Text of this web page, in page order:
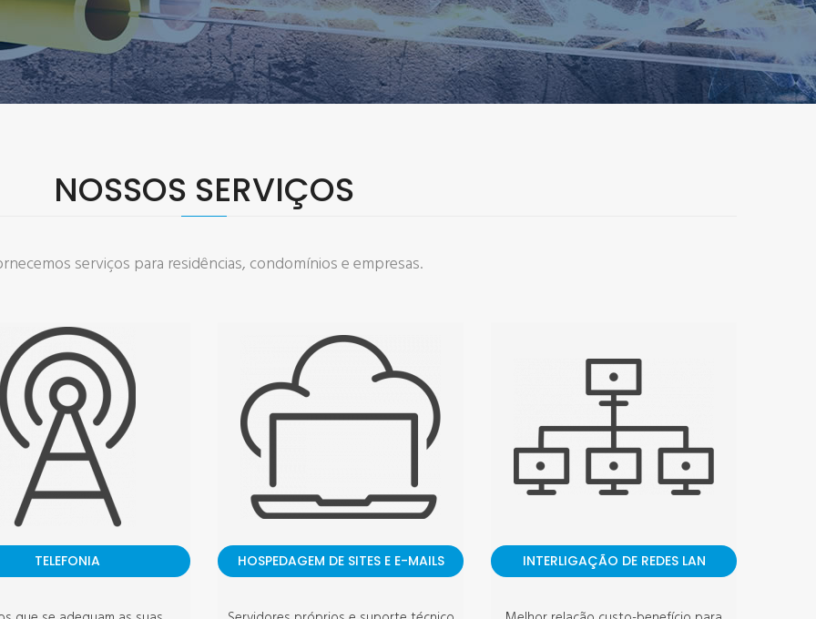
NOSSOS SERVIÇOS
serviços para residências, condomínios e empresas.
TELEFONIA HOSPEDAGEM DE SITES E E-MAILS INTERLIGAÇÃO DE REDES LAN